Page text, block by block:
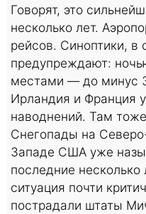
Говорят, это
несколько лет.
рейсов. Синоптики, в
предупреждают:
местами — до минус
Ирландия и Франция
наводнений. Там
Снегопады на
Западе США уже
последние несколько
ситуация почти
пострадали штаты